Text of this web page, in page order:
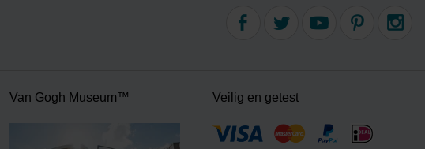
Van Gogh Museum™ Veilig en getest